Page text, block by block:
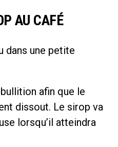
AU CAFÉ
dans une petite
afin que le
dissout. Le sirop va
lorsqu’il atteindra